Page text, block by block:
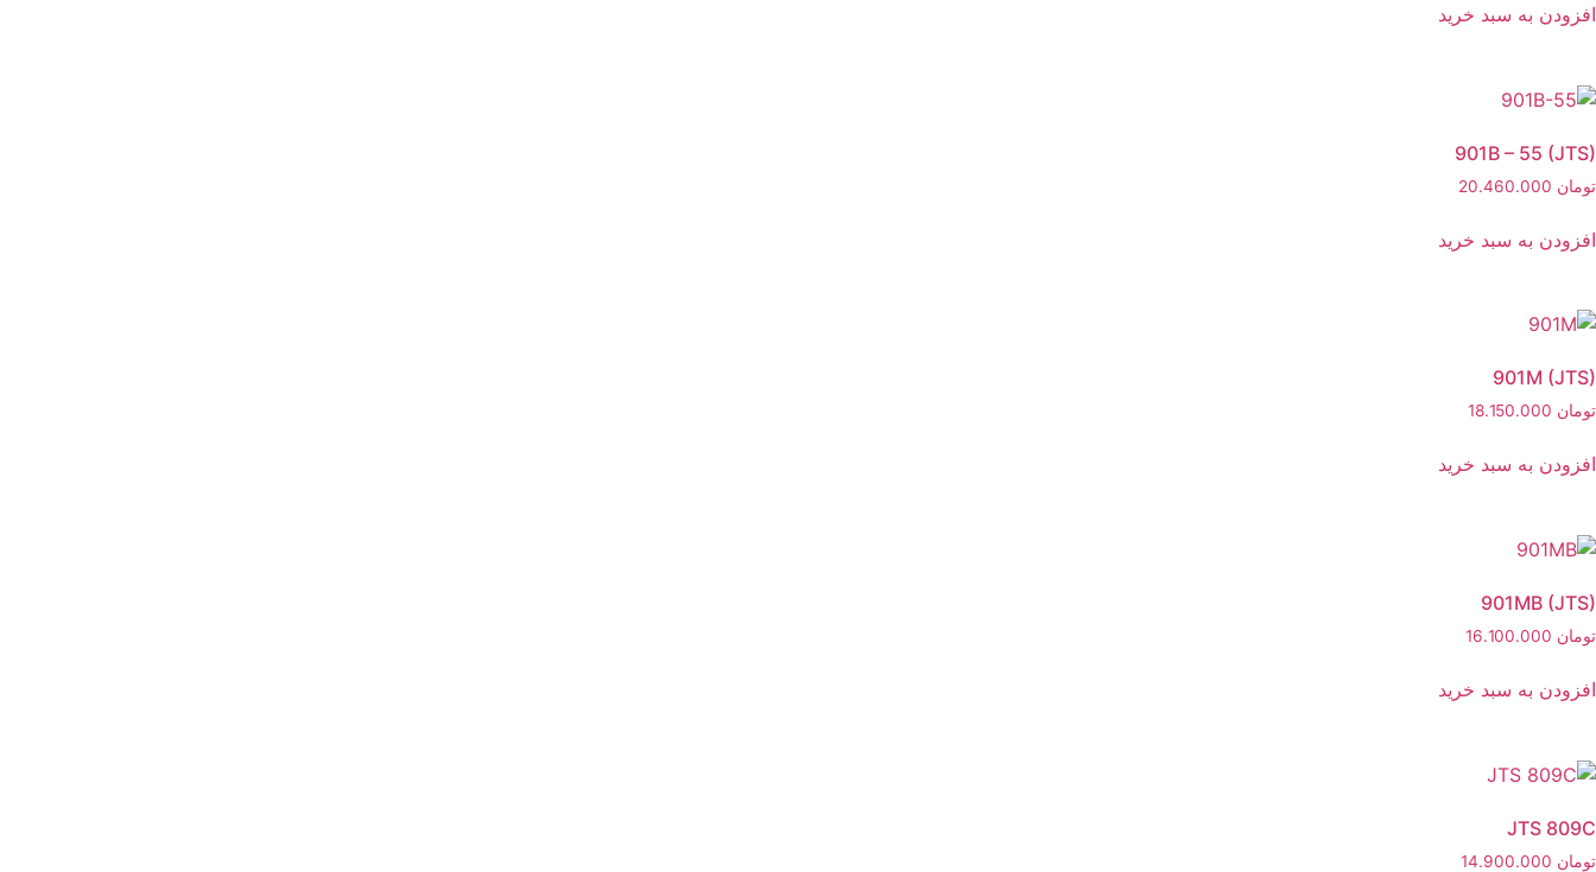
افزودن به سبد خرید
901B – 55 (JTS)
تومان
افزودن به سبد خرید
901M (JTS)
تومان
افزودن به سبد خرید
901MB (JTS)
تومان
افزودن به سبد خرید
JTS 809C
تومان